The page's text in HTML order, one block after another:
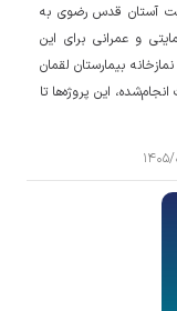
آستان قدس رضوی به
و عمرانی برای این
بیمارستان لقمان
این پروژه‌ها تا